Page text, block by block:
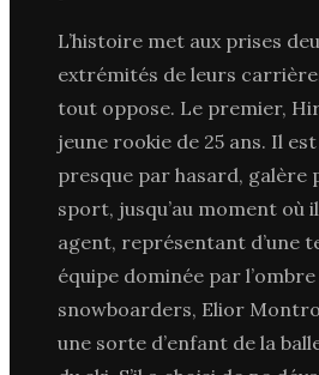
L’histoire met aux prises
extrémités de leurs
tout oppose. Le premier,
jeune rookie de 25 ans. Il
presque par hasard, galère
sport, jusqu’au moment où
agent, représentant d’une
équipe dominée par
snowboarders, Elior
une sorte d’enfant de la